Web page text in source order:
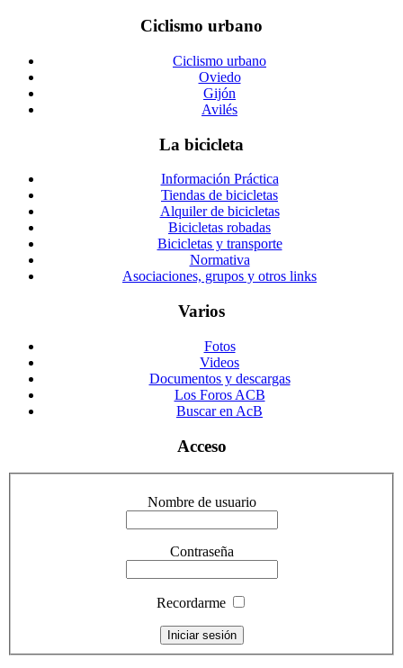
Ciclismo urbano
Ciclismo urbano
Oviedo
Gijón
Avilés
La bicicleta
Información Práctica
Tiendas de bicicletas
Alquiler de bicicletas
Bicicletas robadas
Bicicletas y transporte
Normativa
Asociaciones, grupos y otros links
Varios
Fotos
Videos
Documentos y descargas
Los Foros ACB
Buscar en AcB
Acceso
Nombre de usuario
Contraseña
Recordarme